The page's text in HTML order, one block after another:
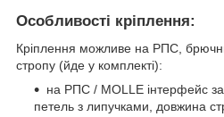
Особливості кріплення:
Кріплення можливе на РПС,
стропу (йде у комплекті):
на РПС / MOLLE інтерфейс
петель з липучками, довжина